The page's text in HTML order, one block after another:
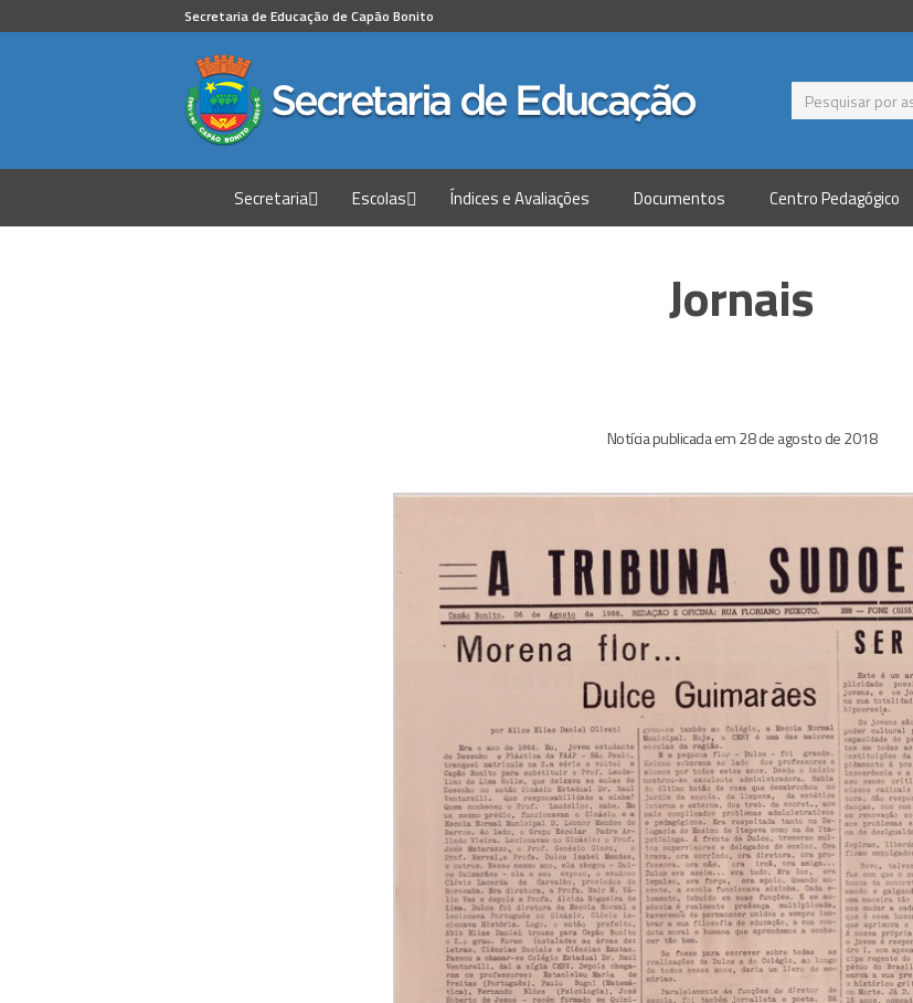
Secretaria de Educação de Capão Bonito
Secretaria Escolas Índices e Avaliações Documentos Centro Pedagógico
Jornais
Notícia publicada em 28 de agosto de 2018